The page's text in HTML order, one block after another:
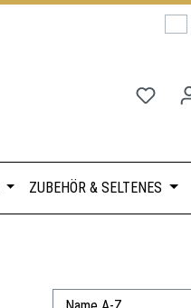
Du
ZUBEHÖR & SELTENES